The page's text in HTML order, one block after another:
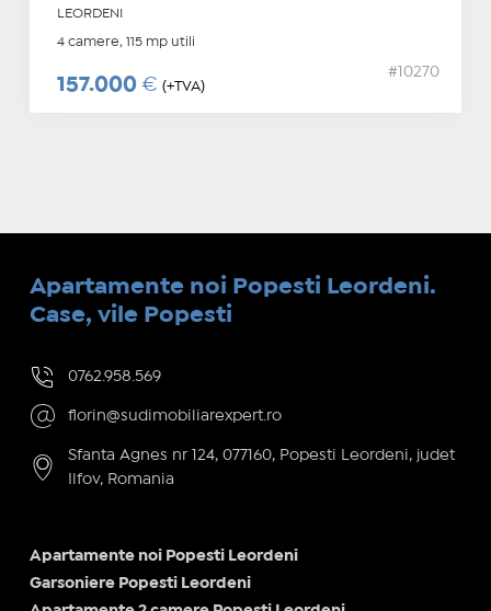
LEORDENI
4 camere, 115 mp utili
157.000 € (+TVA)
#10270
Apartamente noi Popesti Leordeni.
Case, vile Popesti
0762.958.569
florin@sudimobiliarexpert.ro
Sfanta Agnes nr 124, 077160, Popesti Leordeni, judet
Ilfov, Romania
Apartamente noi Popesti Leordeni
Garsoniere Popesti Leordeni